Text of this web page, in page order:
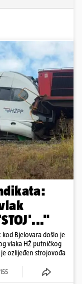
kod Bjelovara došlo je
vlaka HŽ putničkog
ozlijeđen strojovođa
155